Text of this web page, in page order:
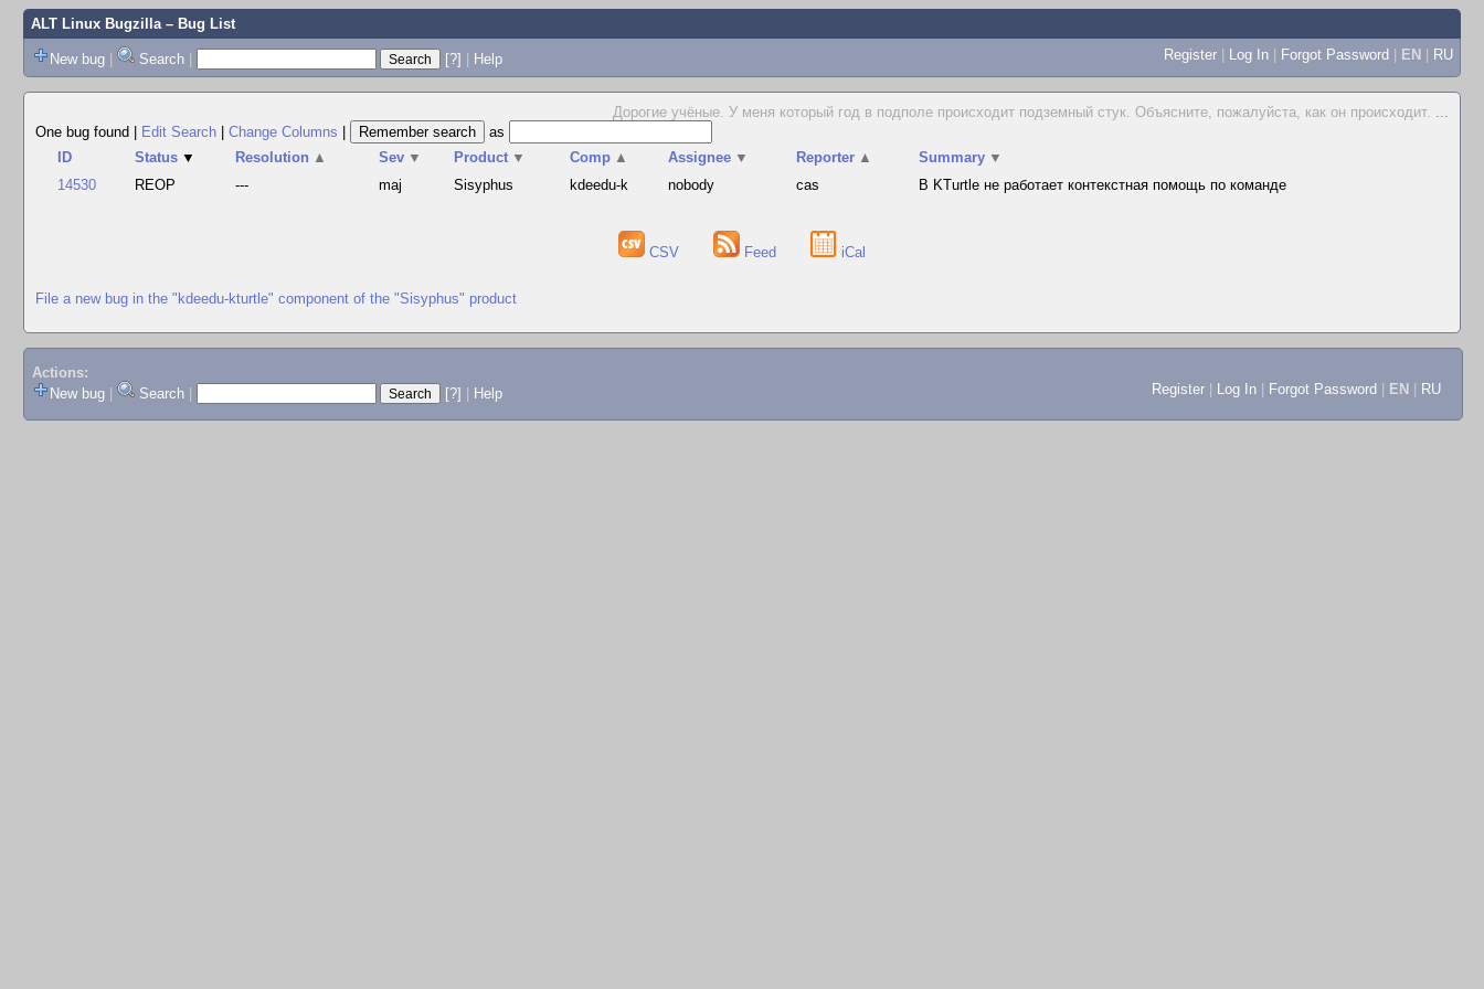
ALT Linux Bugzilla– Bug List
New bug | Search | [?] | Help Register | Log In | Forgot Password | EN | RU
Дорогие учёные. У меня который год в подполе происходит подземный стук. Объясните, пожалуйста, как он происходит. ...
One bug found
Edit Search Change Columns
as
ID
Status ▼ Resolution ▲ Sev ▼ Product ▼ Comp ▲ Assignee ▼ Reporter ▲ Summary ▼
14530
REOP --- maj Sisyphus kdeedu-k nobody cas В KTurtle не работает контекстная помощь по команде
CSV Feed iCal
File a new bug in the "kdeedu-kturtle" component of the "Sisyphus" product
Actions:
New bug
Search [?] Help Register Log In Forgot Password EN RU